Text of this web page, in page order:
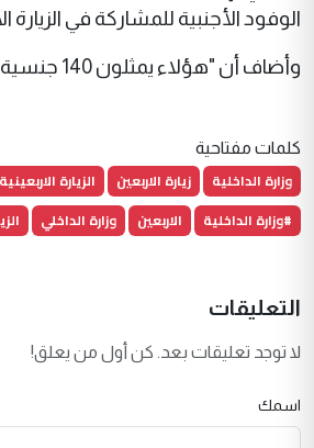
الوفود الأجنبية للمشاركة في الزيارة
وأضاف أن "هؤلاء يمثلون 140 جنسية مختلفة".
كلمات مفتاحية
وزارة الداخلية زيارة الاربعين الزيارة الاربعينية
#وزارة الداخلية
الاربعين وزارة الداخلي
التعليقات
لا توجد تعليقات بعد. كن أول من يعلق!
اسمك